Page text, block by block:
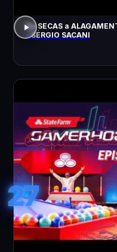
De SECAS a
- SÉRGIO SACANI
27